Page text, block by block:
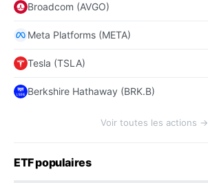
Broadcom (AVGO)
Meta Platforms (META)
Tesla (TSLA)
Berkshire Hathaway (BRK.B)
Voir toutes les actions →
ETF populaires